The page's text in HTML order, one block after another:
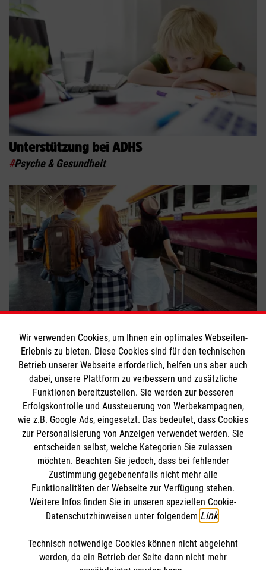
FINDE DEIN ENGAGEMENT
SPENDE AN DIE MALTESER
Unterstützung bei ADHS
#Psyche & Gesundheit
Reisen, aber sicher!
Freizeitaktivitäten #Psyche & Gesundheit
Bewerte diesen Artikel
Themenübersicht Über diesen Hub
Wir verwenden Cookies, um Ihnen ein optimales Webseiten-
Erlebnis zu bieten. Diese Cookies sind für den technischen
Betrieb unserer Webseite erforderlich, helfen uns aber auch
dabei, unsere Plattform zu verbessern und zusätzliche
Funktionen bereitzustellen. Sie werden zur besseren
Erfolgskontrolle und Aussteuerung von Werbekampagnen,
wie z.B. Google Ads, eingesetzt. Das bedeutet, dass Cookies
zur Personalisierung von Anzeigen verwendet werden. Sie
entscheiden selbst, welche Kategorien Sie zulassen
möchten. Beachten Sie jedoch, dass bei fehlender
Zustimmung gegebenenfalls nicht mehr alle
Funktionalitäten der Webseite zur Verfügung stehen.
Weitere Infos finden Sie in unseren speziellen Cookie-
Datenschutzhinweisen unter folgendem Link
Technisch notwendige Cookies können nicht abgelehnt
werden, da ein Betrieb der Seite dann nicht mehr